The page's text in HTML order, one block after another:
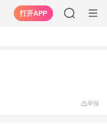
打开APP
举报